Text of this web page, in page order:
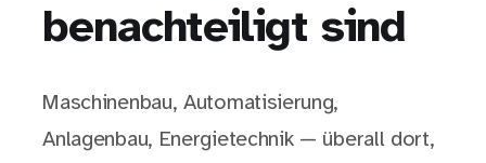
benachteiligt sind
Maschinenbau, Automatisierung,
Anlagenbau, Energietechnik — überall dort,